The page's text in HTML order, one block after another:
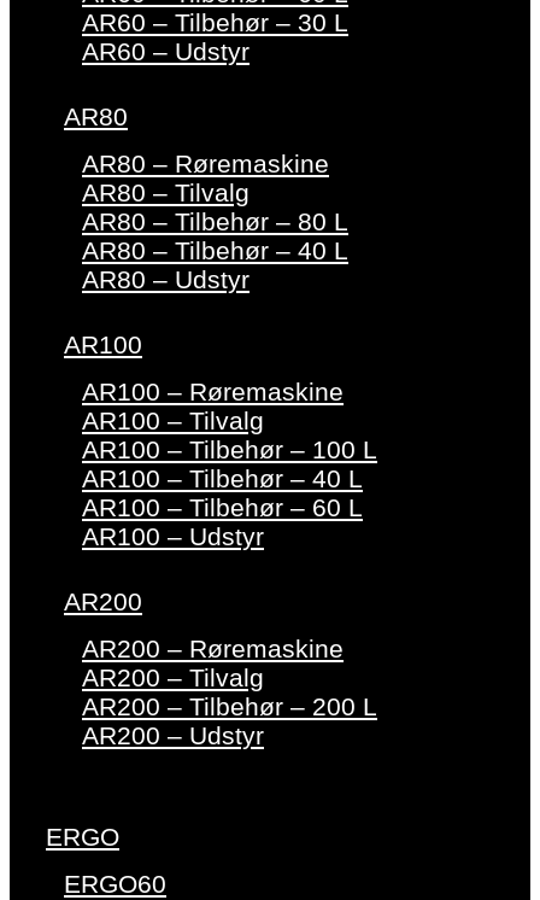
AR60 – Tilbehør – 30 L
AR60 – Udstyr
AR80
AR80 – Røremaskine
AR80 – Tilvalg
AR80 – Tilbehør – 80 L
AR80 – Tilbehør – 40 L
AR80 – Udstyr
AR100
AR100 – Røremaskine
AR100 – Tilvalg
AR100 – Tilbehør – 100 L
AR100 – Tilbehør – 40 L
AR100 – Tilbehør – 60 L
AR100 – Udstyr
AR200
AR200 – Røremaskine
AR200 – Tilvalg
AR200 – Tilbehør – 200 L
AR200 – Udstyr
ERGO
ERGO60